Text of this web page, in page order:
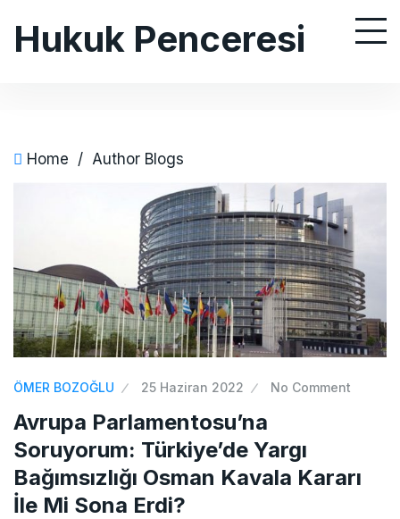
Hukuk Penceresi
Home / Author Blogs
ÖMER BOZOĞLU 25 Haziran 2022 No Comment
Avrupa Parlamentosu’na
Soruyorum: Türkiye’de Yargı
Bağımsızlığı Osman Kavala Kararı
İle Mi Sona Erdi?